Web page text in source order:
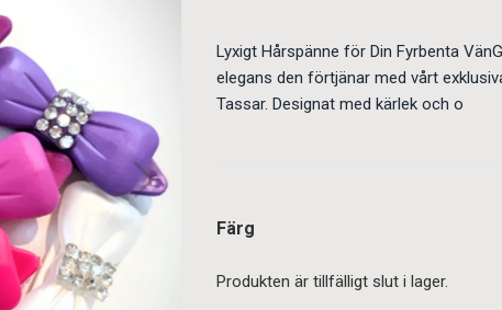
Lyxigt Hårspänne för Din Fyrbenta
elegans den förtjänar med vårt
Tassar. Designat med kärlek och o
Färg
Produkten är tillfälligt slut i lager.